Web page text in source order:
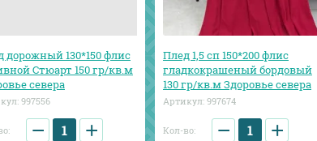
дорожный 130*150 флис
Стюарт 150 гр/кв.м
севера
997556
− +
Плед 1,5 сп 150*200 флис
гладкокрашеный бордовый
130 гр/кв.м Здоровье севера
Артикул: 997674
Кол-во: − +